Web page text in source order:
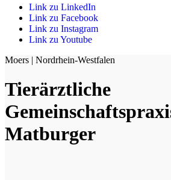
Link zu LinkedIn
Link zu Facebook
Link zu Instagram
Link zu Youtube
Moers | Nordrhein-Westfalen
Tierärztliche
Matburger